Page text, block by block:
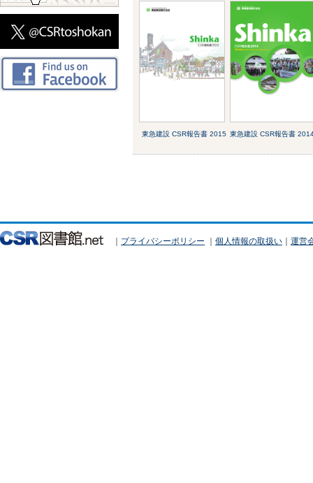
東急建設 CSR報告書 2015 東急建設 CSR報告書
｜ プライバシーポリシー ｜ 個人情報の取扱い ｜ 運営